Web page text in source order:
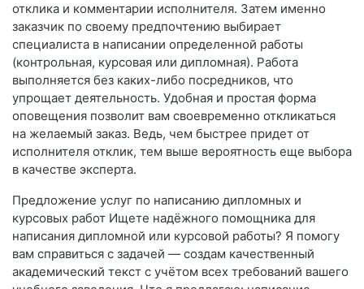
отклика и комментарии исполнителя. Затем именно
заказчик по своему предпочтению выбирает
специалиста в написании определенной работы
(контрольная, курсовая или дипломная). Работа
выполняется без каких-либо посредников, что
упрощает деятельность. Удобная и простая форма
оповещения позволит вам своевременно откликаться
на желаемый заказ. Ведь, чем быстрее придет от
исполнителя отклик, тем выше вероятность еще выбора
в качестве эксперта.
Предложение услуг по написанию дипломных и
курсовых работ Ищете надёжного помощника для
написания дипломной или курсовой работы? Я помогу
вам справиться с задачей — создам качественный
академический текст с учётом всех требований вашего